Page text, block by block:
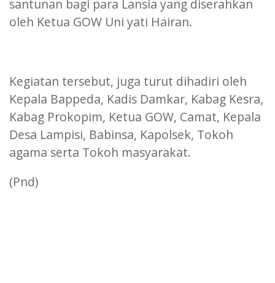
santunan bagi para Lansia yang diserahkan
oleh Ketua GOW Uni yati Hairan.
Kegiatan tersebut, juga turut dihadiri oleh
Kepala Bappeda, Kadis Damkar, Kabag Kesra,
Kabag Prokopim, Ketua GOW, Camat, Kepala
Desa Lampisi, Babinsa, Kapolsek, Tokoh
agama serta Tokoh masyarakat.
(Pnd)